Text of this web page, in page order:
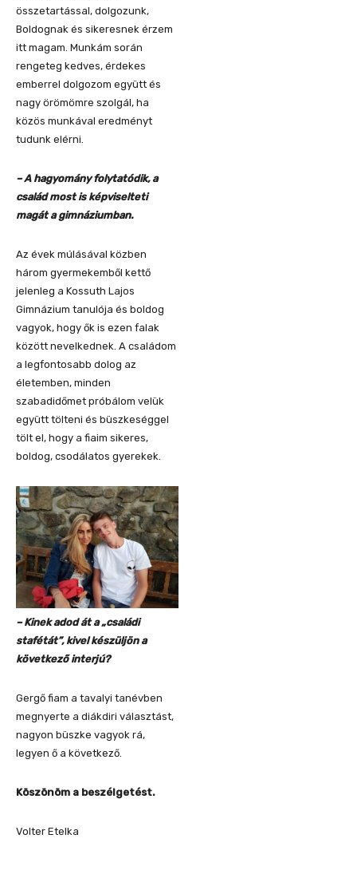
összetartással, dolgozunk,
Boldognak és sikeresnek érzem
itt magam. Munkám során
rengeteg kedves, érdekes
emberrel dolgozom együtt és
nagy örömömre szolgál, ha
közös munkával eredményt
tudunk elérni.
– A hagyomány folytatódik, a
család most is képviselteti
magát a gimnáziumban.
Az évek múlásával közben
három gyermekemből kettő
jelenleg a Kossuth Lajos
Gimnázium tanulója és boldog
vagyok, hogy ők is ezen falak
között nevelkednek. A családom
a legfontosabb dolog az
életemben, minden
szabadidőmet próbálom velük
együtt tölteni és büszkeséggel
tölt el, hogy a fiaim sikeres,
boldog, csodálatos gyerekek.
– Kinek adod át a „családi
stafétát”, kivel készüljön a
következő interjú?
Gergő fiam a tavalyi tanévben
megnyerte a diákdiri választást,
nagyon büszke vagyok rá,
legyen ő a következő.
Köszönöm a beszélgetést.
Volter Etelka